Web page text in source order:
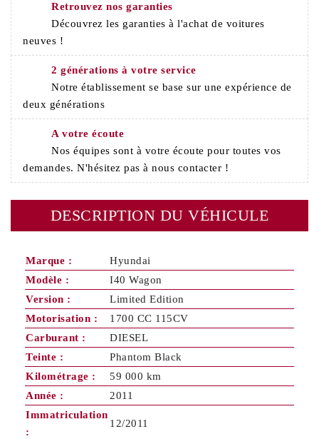
Retrouvez nos garanties
Découvrez les garanties à l'achat de voitures
neuves !
2 générations à votre service
Notre établissement se base sur une expérience de
deux générations
A votre écoute
Nos équipes sont à votre écoute pour toutes vos
demandes. N'hésitez pas à nous contacter !
DESCRIPTION DU VÉHICULE
Marque :
Hyundai
Modèle :
I40 Wagon
Version :
Limited Edition
Motorisation :
1700 CC 115CV
Carburant :
DIESEL
Teinte :
Phantom Black
Kilométrage :
59 000 km
Année :
2011
Immatriculation
:
12/2011